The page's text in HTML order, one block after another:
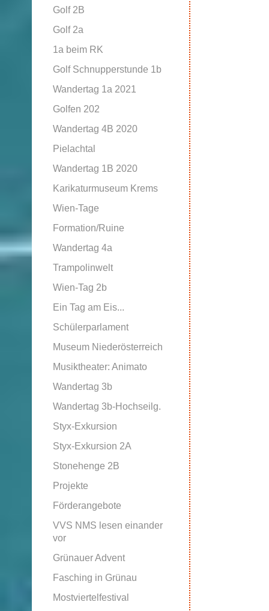
Golf 2B
Golf 2a
1a beim RK
Golf Schnupperstunde 1b
Wandertag 1a 2021
Golfen 202
Wandertag 4B 2020
Pielachtal
Wandertag 1B 2020
Karikaturmuseum Krems
Wien-Tage
Formation/Ruine
Wandertag 4a
Trampolinwelt
Wien-Tag 2b
Ein Tag am Eis...
Schülerparlament
Museum Niederösterreich
Musiktheater: Animato
Wandertag 3b
Wandertag 3b-Hochseilg.
Styx-Exkursion
Styx-Exkursion 2A
Stonehenge 2B
Projekte
Förderangebote
VVS NMS lesen einander
vor
Grünauer Advent
Fasching in Grünau
Mostviertelfestival